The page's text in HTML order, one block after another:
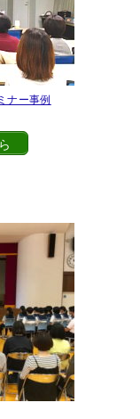
ナー事例